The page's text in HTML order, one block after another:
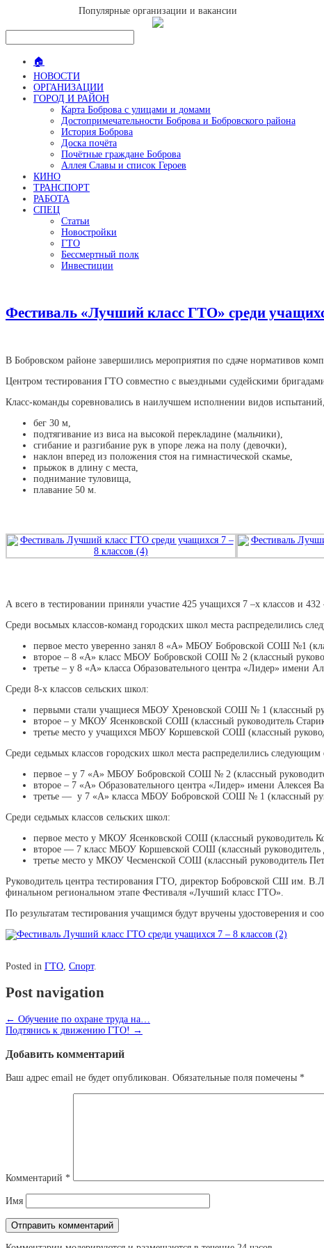
Популярные организации и вакансии
🏠
НОВОСТИ
ОРГАНИЗАЦИИ
ГОРОД И РАЙОН
Карта Боброва с улицами и домами
Достопримечательности Боброва и Бобровского района
История Боброва
Доска почёта
Почётные граждане Боброва
Аллея Славы и список Героев
КИНО
ТРАНСПОРТ
РАБОТА
СПЕЦ
Статьи
Новостройки
ГТО
Бессмертный полк
Инвестиции
Фестиваль «Лучший класс ГТО» среди
В Бобровском районе завершились мероприятия по сдаче нормативов
Центром тестирования ГТО совместно с выездными судейскими
Класс-команды соревновались в наилучшем исполнении видов
бег 30 м,
подтягивание из виса на высокой перекладине (мальчики),
сгибание и разгибание рук в упоре лежа на полу (девочки),
наклон вперед из положения стоя на гимнастической скамье,
прыжок в длину с места,
поднимание туловища,
плавание 50 м.
А всего в тестировании приняли участие 425 учащихся 7 –х классов и
Среди восьмых классов-команд городских школ места распределились
первое место уверенно занял 8 «А» МБОУ Бобровской СОШ №1
второе – 8 «А» класс МБОУ Бобровской СОШ № 2 (классный
третье – у 8 «А» класса Образовательного центра «Лидер» имени
Среди 8-х классов сельских школ:
первыми стали учащиеся МБОУ Хреновской СОШ № 1 (классный
второе – у МКОУ Ясенковской СОШ (классный руководитель
третье место у учащихся МБОУ Коршевской СОШ (классный
Среди седьмых классов городских школ места распределились следующим
первое – у 7 «А» МБОУ Бобровской СОШ № 2 (классный
второе – 7 «А» Образовательного центра «Лидер» имени Алексея
третье — у 7 «А» класса МБОУ Бобровской СОШ № 1 (классный
Среди седьмых классов сельских школ:
первое место у МКОУ Ясенковской СОШ (классный руководитель
второе — 7 класс МБОУ Коршевской СОШ (классный руководитель
третье место у МКОУ Чесменской СОШ (классный руководитель
Руководитель центра тестирования ГТО, директор Бобровской СШ им.
финальном региональном этапе Фестиваля «Лучший класс ГТО».
По результатам тестирования учащимся будут вручены удостоверения и
Posted in ГТО Спорт.
Post navigation
← Обучение по охране труда на…
Подтянись к движению ГТО! →
Добавить комментарий
Ваш адрес email не будет опубликован. Обязательные поля помечены *
Комментарий *
Имя